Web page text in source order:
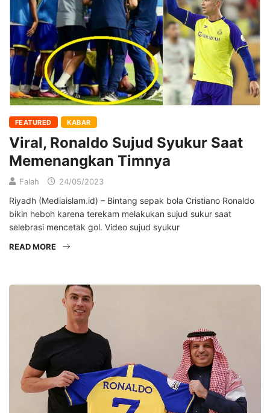
FEATURED KABAR
Viral, Ronaldo Sujud Syukur Saat
Memenangkan Timnya
Falah 24/05/2023
Riyadh (Mediaislam.id) – Bintang sepak bola Cristiano Ronaldo
bikin heboh karena terekam melakukan sujud sukur saat
selebrasi mencetak gol. Video sujud syukur
READ MORE